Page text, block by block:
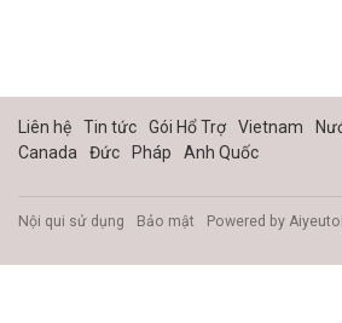
Liên hệ Tin tức Gói Hổ Trợ Vietnam
Canada
Đức Pháp Anh Quốc
Nội qui sử dụng Bảo mật Powered by